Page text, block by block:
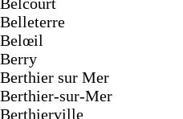
Belleterre
Belœil
Berry
Berthier sur Mer
Berthier-sur-Mer
Berthierville